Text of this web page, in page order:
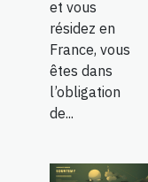
et vous
résidez en
France, vous
êtes dans
l’obligation
de...